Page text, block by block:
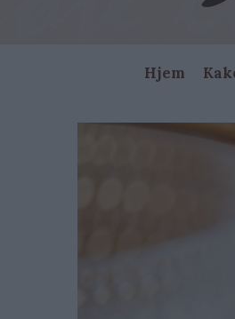
Main
Hjem